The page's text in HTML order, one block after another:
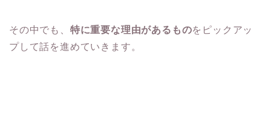
その中でも、 特に重要な理由があるものをピックアッ
プして話を進めていきます。